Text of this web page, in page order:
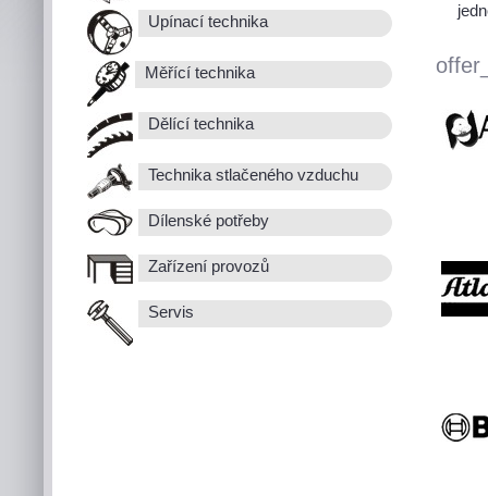
Upínací technika
Měřící technika
Dělící technika
Technika stlačeného vzduchu
Dílenské potřeby
Zařízení provozů
Servis